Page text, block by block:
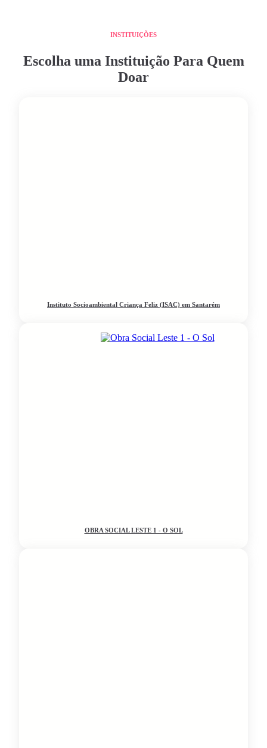
INSTITUIÇÕES
Escolha uma Instituição Para Quem
Doar
Instituto Socioambiental Criança Feliz (ISAC) em Santarém
OBRA SOCIAL LESTE 1 - O SOL